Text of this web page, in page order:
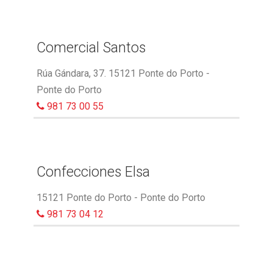
Comercial Santos
Rúa Gándara, 37. 15121 Ponte do Porto -
Ponte do Porto
981 73 00 55
Confecciones Elsa
15121 Ponte do Porto - Ponte do Porto
981 73 04 12